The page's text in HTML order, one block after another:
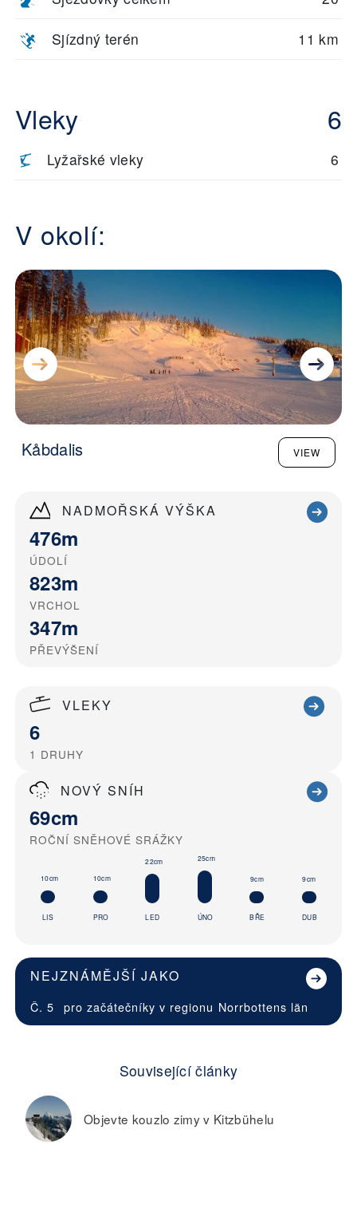
NADMOŘSKÁ VÝŠKA
476m
ÚDOLÍ
823m
VRCHOL
347m
PŘEVÝŠENÍ
VLEKY
6
1 DRUHY
NOVÝ SNÍH
69cm
ROČNÍ SNĚHOVÉ SRÁŽKY
10cm
LIS
10cm
PRO
22cm
LED
25cm
ÚNO
9cm
BŘE
9cm
DUB
NEJZNÁMĚJŠÍ JAKO
Č. 5 pro začátečníky v regionu Norrbottens län
Související články
Objevte kouzlo zimy v Kitzbühelu
Sjízdný terén 11 km
Vleky 6
Lyžařské vleky 6
V okolí:
Kåbdalis VIEW